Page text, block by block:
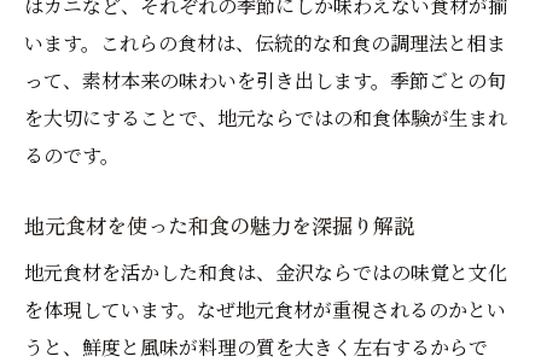
います。これらの食材は、伝統的な和食の調理法と相ま
って、素材本来の味わいを引き出します。季節ごとの旬
を大切にすることで、地元ならではの和食体験が生まれ
るのです。
地元食材を使った和食の魅力を深掘り解説
地元食材を活かした和食は、金沢ならではの味覚と文化
を体現しています。なぜ地元食材が重視されるのかとい
うと、鮮度と風味が料理の質を大きく左右するからで